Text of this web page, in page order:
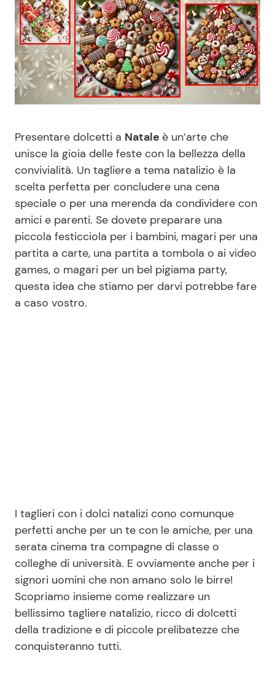
News Spettacolo
Benessere
Casa
Mondo Mamma
News benessere
Salute
Viaggi e Turismo
Festività
Cucina e Ricette
Consigli di Cucina
Le Ricette in TV
Primi Piatti
Ricette Facili e Veloci
Ricette Feste
Ricette per Bambini
Contattaci
Pubblicità
Privacy Policy
Presentare dolcetti a Natale è un’arte che
unisce la gioia delle feste con la bellezza della
convivialità. Un tagliere a tema natalizio è la
scelta perfetta per concludere una cena
speciale o per una merenda da condividere con
amici e parenti. Se dovete preparare una
piccola festicciola per i bambini, magari per una
partita a carte, una partita a tombola o ai video
games, o magari per un bel pigiama party,
questa idea che stiamo per darvi potrebbe fare
a caso vostro.
I taglieri con i dolci natalizi cono comunque
perfetti anche per un te con le amiche, per una
serata cinema tra compagne di classe o
colleghe di università. E ovviamente anche per i
signori uomini che non amano solo le birre!
Scopriamo insieme come realizzare un
bellissimo tagliere natalizio, ricco di dolcetti
della tradizione e di piccole prelibatezze che
conquisteranno tutti.